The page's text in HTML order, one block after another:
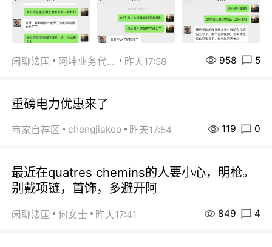
闲聊法国 阿坤业务代办 昨天17:58 958 5
重磅电力优惠来了
商家自荐区 chengjiakoo 昨天17:54 119 0
最近在quatres chemins的人要小心，明枪。
别戴项链，首饰，多避开阿
闲聊法国 何女士 昨天17:41 849 4